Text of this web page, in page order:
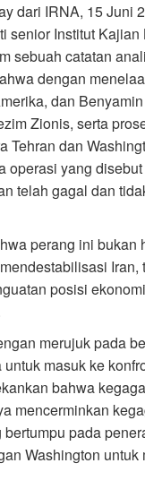
dari IRNA, 15 Juni
senior Institut
sebuah catatan
dengan
dan
Zionis, serta
Tehran dan
operasi yang
telah gagal dan
perang ini bukan
posisi
merujuk pada
masuk ke
bahwa
mencerminkan
pada
Washington